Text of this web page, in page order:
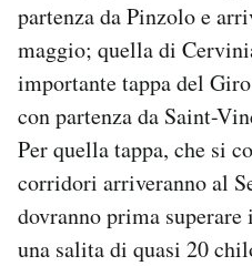
partenza da Pinzolo e
maggio; quella di
importante tappa del
con partenza da Saint-
Per quella tappa, che si
corridori arriveranno al
dovranno prima
una salita di quasi 20